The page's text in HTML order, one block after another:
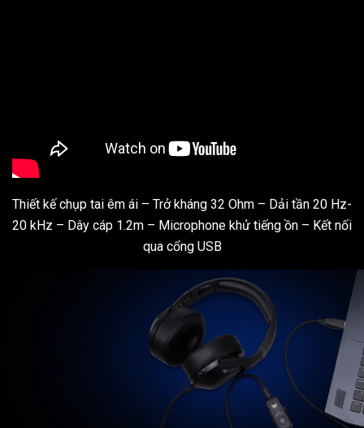
Thiết kế chụp tai êm ái – Trở kháng 32 Ohm – Dải tần 20 Hz-
20 kHz – Dây cáp 1.2m – Microphone khử tiếng ồn – Kết nối
qua cổng USB